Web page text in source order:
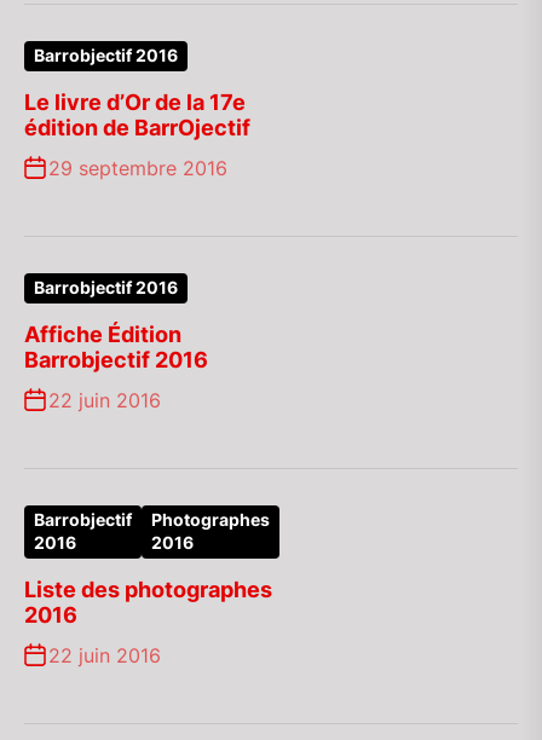
Barrobjectif 2016
Le livre d’Or de la 17e
édition de BarrOjectif
29 septembre 2016
Barrobjectif 2016
Affiche Édition
Barrobjectif 2016
22 juin 2016
Barrobjectif
2016
Photographes
2016
Liste des photographes
2016
22 juin 2016